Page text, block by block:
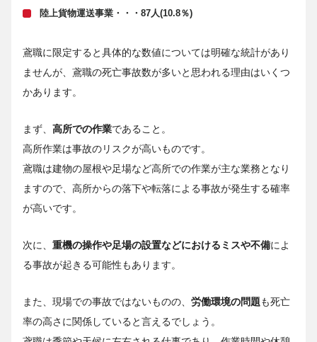
陸上貨物運送事業・・・87人(10.8％)
鳶職に限定すると具体的な数値については明確な統計があり
ませんが、鳶職の死亡事故数が多いと思われる理由はいくつ
かあります。
まず、 高所での作業であること。
高所作業は事故のリスクが高いものです。
鳶職は建物の屋根や足場など高所での作業が主な業務となり
ますので、高所からの落下や転落による事故が発生する確率
が高いです。
次に、 重機の操作や足場の設置などにおけるミスや不備によ
る事故が起きる可能性もあります。
また、現場での事故ではないものの、 労働環境の問題も死亡
率の高さに関係していると言えるでしょう。